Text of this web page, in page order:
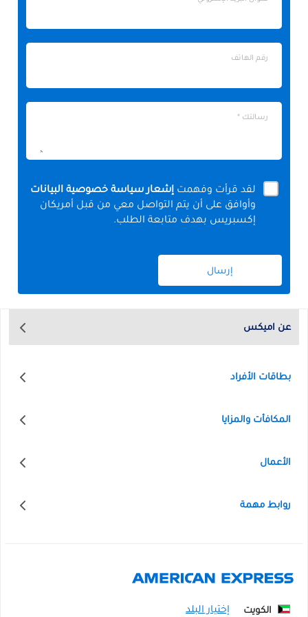
الإلكتروني
رقم
رقم الهاتف
رسالتك
رسالتك *
لقد قرأت وفهمت إشعار سياسة خصوصية البيانات
وأوافق على أن يتم التواصل معي من قبل أمريكان
إكسبريس بهدف متابعة الطلب.
إرسال
عن اميكس
بطاقات الأفراد
المكافأت والمزايا
الأعمال
روابط مهمة
الكويت